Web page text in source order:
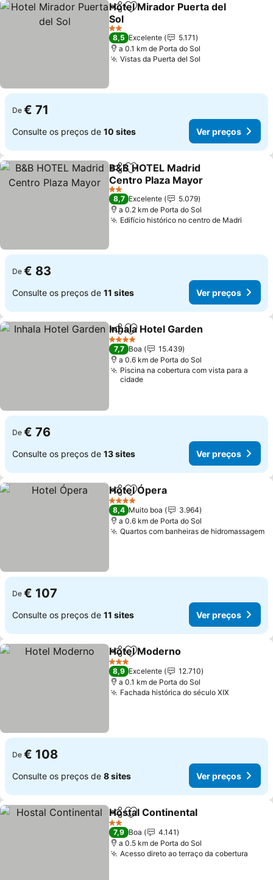
PartilharAdicionar aos favoritos
Hotel Mirador Puerta del
Sol
Ver preços
2 Estrelas
8,5 Excelente
5.171
a 0.1 km de Porta do Sol
Vistas da Puerta del Sol
De € 71
Consulte os preços de 10 sites Ver preços
PartilharAdicionar aos favoritos
B&B HOTEL Madrid
Centro Plaza Mayor
Ver preços
2 Estrelas
8,7 Excelente
5.079
a 0.2 km de Porta do Sol
Edifício histórico no centro de Madri
De € 83
Consulte os preços de 11 sites Ver preços
PartilharAdicionar aos favoritos
Inhala Hotel Garden
4 Estrelas
7,7 Boa
15.439
a 0.6 km de Porta do Sol
Piscina na cobertura com vista para a
cidade
De € 76
Consulte os preços de 13 sites Ver preços
PartilharAdicionar aos favoritos
Hotel Ópera
4 Estrelas
8,4 Muito boa
3.964
a 0.6 km de Porta do Sol
Quartos com banheiras de hidromassagem
De € 107
Consulte os preços de 11 sites Ver preços
PartilharAdicionar aos favoritos
Hotel Moderno
3 Estrelas
8,9 Excelente
12.710
a 0.1 km de Porta do Sol
Fachada histórica do século XIXVer
De € 108
Consulte os preços de 8 sites Ver preços
PartilharAdicionar aos favoritos
Hostal Continental
2 Estrelas
7,9 Boa
4.141
a 0.5 km de Porta do Sol
Acesso direto ao terraço da cobertura